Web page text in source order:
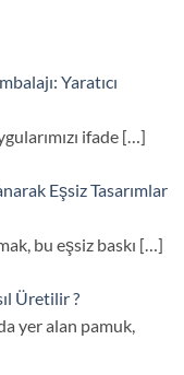
Yaratıcı
ifade […]
Eşsiz Tasarımlar
bu eşsiz baskı […]
Üretilir ?
yer alan pamuk,